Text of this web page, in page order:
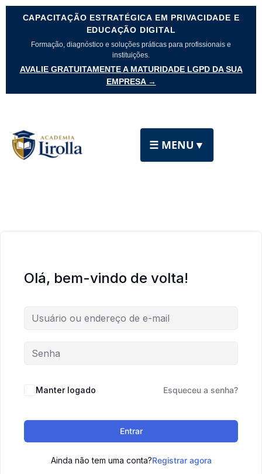
CAPACITAÇÃO ESTRATÉGICA EM PRIVACIDADE E
EDUCAÇÃO DIGITAL
Formação, diagnóstico e soluções práticas para profissionais e
instituições.
AVALIE GRATUITAMENTE A MATURIDADE LGPD DA SUA
EMPRESA →
☰ MENU ▼
Olá, bem-vindo de volta!
Manter logado Esqueceu a senha?
Entrar
Ainda não tem uma conta?Registrar agora